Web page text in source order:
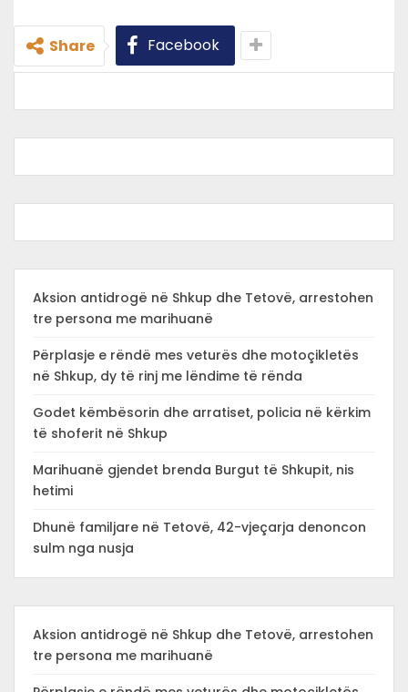
Share Facebook
Aksion antidrogë në Shkup dhe Tetovë, arrestohen
tre persona me marihuanë
Përplasje e rëndë mes veturës dhe motoçikletës
në Shkup, dy të rinj me lëndime të rënda
Godet këmbësorin dhe arratiset, policia në kërkim
të shoferit në Shkup
Marihuanë gjendet brenda Burgut të Shkupit, nis
hetimi
Dhunë familjare në Tetovë, 42-vjeçarja denoncon
sulm nga nusja
Aksion antidrogë në Shkup dhe Tetovë, arrestohen
tre persona me marihuanë